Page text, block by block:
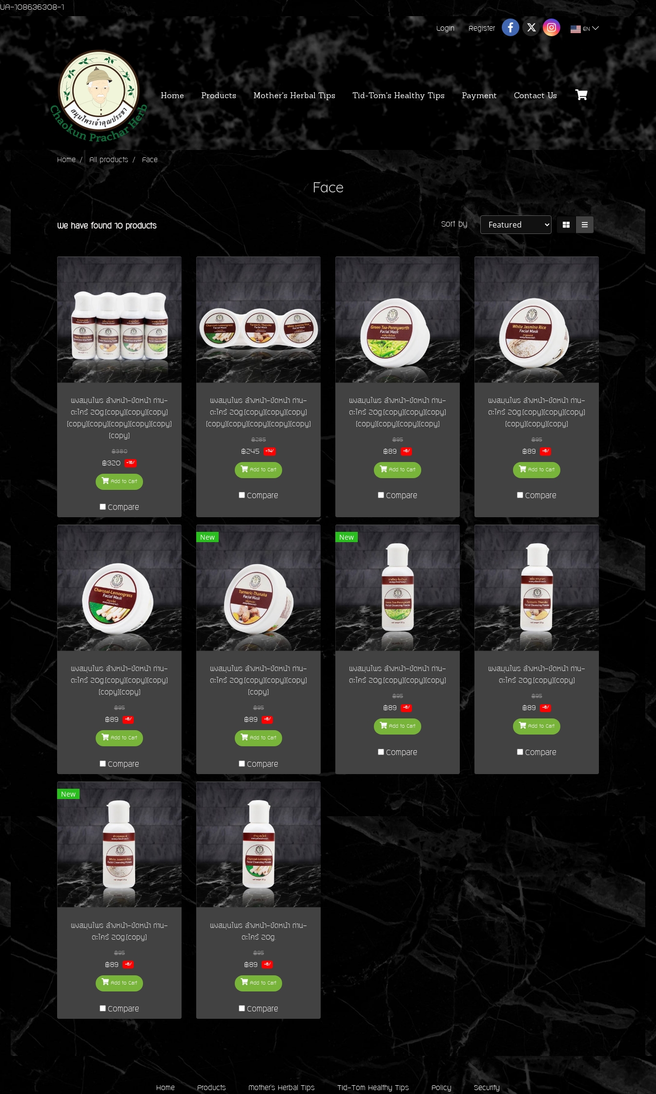
UA-108636308-1
Login Register EN
Home Products Mother's Herbal Tips Tid-Tom's Healthy Tips Payment Contact Us
Home All products Face
Face
We have found 10 products Sort by
ผงสมุนไพร ล้างหน้า-ขัดหน้า ถ่าน-
ตะไคร้ 20g.(copy)(copy)(copy)
(copy)(copy)(copy)(copy)(copy)
(copy)
฿380
฿320 -16%
Add to Cart
Compare
ผงสมุนไพร ล้างหน้า-ขัดหน้า ถ่าน-
ตะไคร้ 20g.(copy)(copy)(copy)
(copy)(copy)(copy)(copy)(copy)
฿285
฿245 -14%
Add to Cart
Compare
ผงสมุนไพร ล้างหน้า-ขัดหน้า ถ่าน-
ตะไคร้ 20g.(copy)(copy)(copy)
(copy)(copy)(copy)(copy)
฿95
฿89 -6%
Add to Cart
Compare
ผงสมุนไพร ล้างหน้า-ขัดหน้า ถ่าน-
ตะไคร้ 20g.(copy)(copy)(copy)
(copy)(copy)(copy)
฿95
฿89 -6%
Add to Cart
Compare
ผงสมุนไพร ล้างหน้า-ขัดหน้า ถ่าน-
ตะไคร้ 20g.(copy)(copy)(copy)
(copy)(copy)
฿95
฿89 -6%
Add to Cart
Compare
New
ผงสมุนไพร ล้างหน้า-ขัดหน้า ถ่าน-
ตะไคร้ 20g.(copy)(copy)(copy)
(copy)
฿95
฿89 -6%
Add to Cart
Compare
New
ผงสมุนไพร ล้างหน้า-ขัดหน้า ถ่าน-
ตะไคร้ 20g.(copy)(copy)(copy)
฿95
฿89 -6%
Add to Cart
Compare
ผงสมุนไพร ล้างหน้า-ขัดหน้า ถ่าน-
ตะไคร้ 20g.(copy)(copy)
฿95
฿89 -6%
Add to Cart
Compare
New
ผงสมุนไพร ล้างหน้า-ขัดหน้า ถ่าน-
ตะไคร้ 20g.(copy)
฿95
฿89 -6%
Add to Cart
Compare
ผงสมุนไพร ล้างหน้า-ขัดหน้า ถ่าน-
ตะไคร้ 20g.
฿95
฿89 -6%
Add to Cart
Compare
Home Products Mother's Herbal Tips Tid-Tom Healthy Tips Policy Security